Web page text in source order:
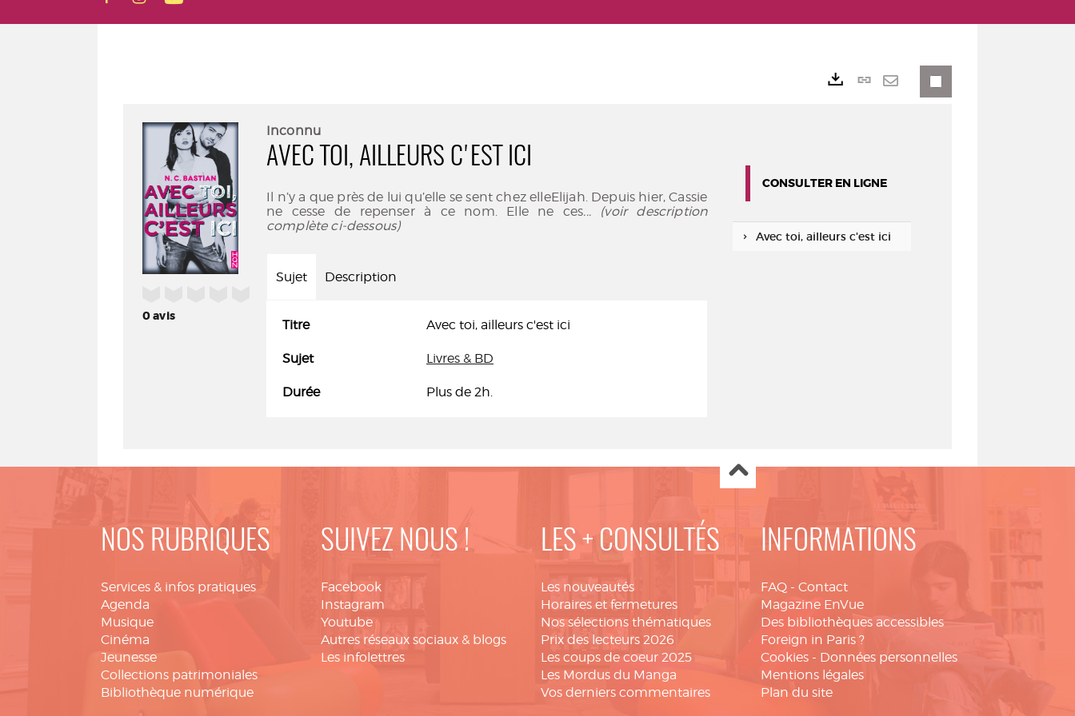
0avis
Inconnu
AVEC TOI, AILLEURS C'EST ICI
Il n’y a que près de lui qu’elle se sent chez elleElijah. Depuis hier, Cassie
ne cesse de repenser à ce nom. Elle ne ces... (voir description
complète ci-dessous)
Sujet Description
Titre Avec toi, ailleurs c'est ici
Sujet Livres & BD
Durée Plus de 2h.
Lien
CONSULTER EN LIGNE
Avec toi, ailleurs c'est ici
NOS RUBRIQUES
Services & infos pratiques
Agenda
Musique
Cinéma
Jeunesse
Collections patrimoniales
Bibliothèque numérique
SUIVEZ NOUS !
Facebook
Instagram
Youtube
Autres réseaux sociaux & blogs
Les infolettres
LES + CONSULTÉS
Les nouveautés
Horaires et fermetures
Nos sélections thématiques
Prix des lecteurs 2026
Les coups de coeur 2025
Les Mordus du Manga
Vos derniers commentaires
INFORMATIONS
FAQ - Contact
Magazine EnVue
Des bibliothèques accessibles
Foreign in Paris ?
Cookies - Données personnelles
Mentions légales
Plan du site